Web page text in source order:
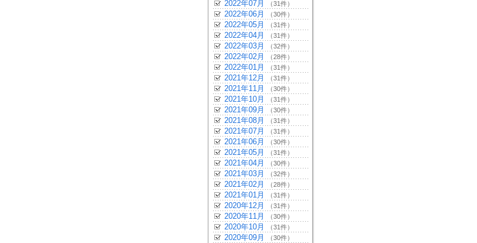
2022年07月 （31件）
2022年06月 （30件）
2022年05月 （31件）
2022年04月 （31件）
2022年03月 （32件）
2022年02月 （28件）
2022年01月 （31件）
2021年12月 （31件）
2021年11月 （30件）
2021年10月 （31件）
2021年09月 （30件）
2021年08月 （31件）
2021年07月 （31件）
2021年06月 （30件）
2021年05月 （31件）
2021年04月 （30件）
2021年03月 （32件）
2021年02月 （28件）
2021年01月 （31件）
2020年12月 （31件）
2020年11月 （30件）
2020年10月 （31件）
2020年09月 （30件）